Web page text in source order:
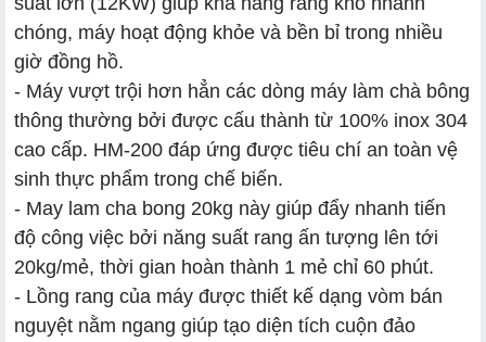
chóng, máy hoạt động khỏe và bền bỉ trong nhiều
giờ đồng hồ.
- Máy vượt trội hơn hẳn các dòng máy làm chà bông
thông thường bởi được cấu thành từ 100% inox 304
cao cấp. HM-200 đáp ứng được tiêu chí an toàn vệ
sinh thực phẩm trong chế biến.
- May lam cha bong 20kg này giúp đẩy nhanh tiến
độ công việc bởi năng suất rang ấn tượng lên tới
20kg/mẻ, thời gian hoàn thành 1 mẻ chỉ 60 phút.
- Lồng rang của máy được thiết kế dạng vòm bán
nguyệt nằm ngang giúp tạo diện tích cuộn đảo